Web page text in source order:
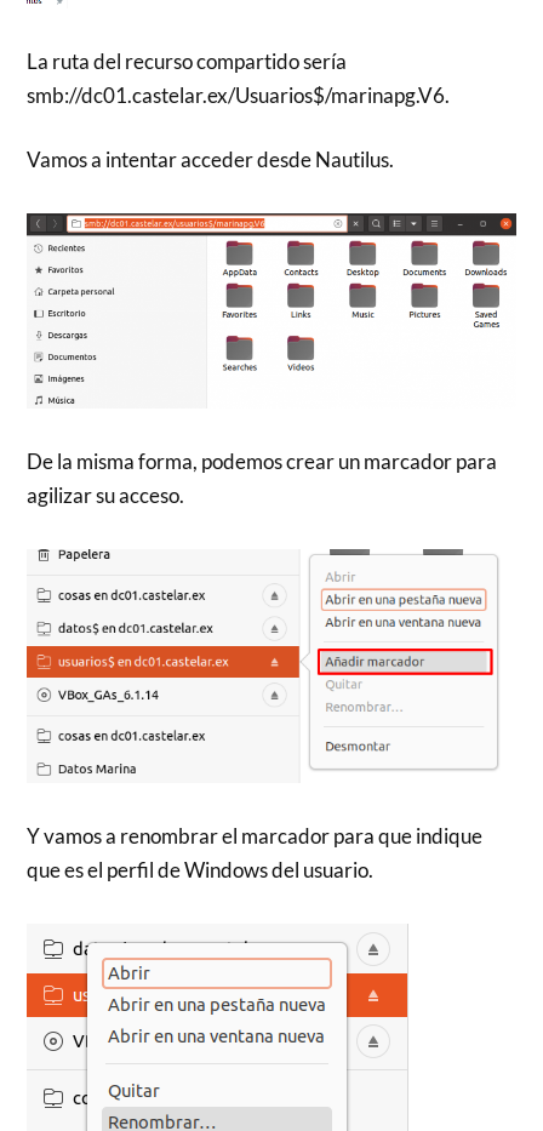
La ruta del recurso compartido sería
smb://dc01.castelar.ex/Usuarios$/marinapg.V6.
Vamos a intentar acceder desde Nautilus.
De la misma forma, podemos crear un marcador para
agilizar su acceso.
Y vamos a renombrar el marcador para que indique
que es el perfil de Windows del usuario.